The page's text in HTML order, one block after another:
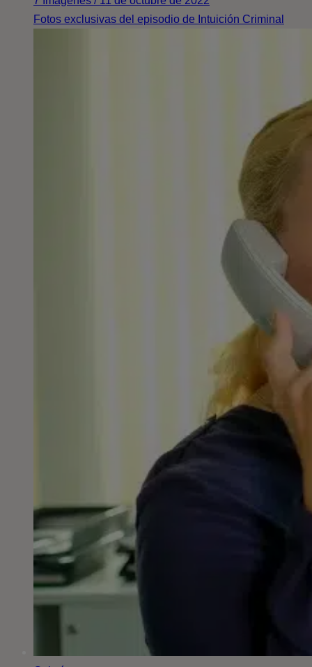
Fotos exclusivas del episodio de Intuición Criminal